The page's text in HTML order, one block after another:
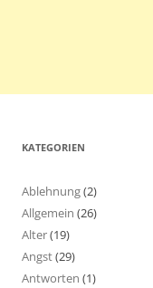
KATEGORIEN
Ablehnung(2)
Allgemein (26)
Alter(19)
Angst(29)
Antworten (1)